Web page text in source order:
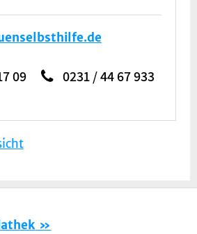
09 0231 / 44 67 933